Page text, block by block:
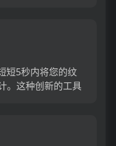
短5秒内将您的纹
。这种创新的工具